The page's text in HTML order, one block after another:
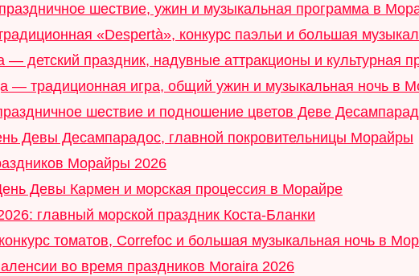
шествие, ужин и музыкальная программа в
«Despertà», конкурс паэльи и большая
— детский праздник, надувные аттракционы и культурная
— традиционная игра, общий ужин и музыкальная ночь в
шествие и подношение цветов Деве
Девы Десампарадос, главной покровительницы Морайры
Морайры 2026
Девы Кармен и морская процессия в Морайре
главный морской праздник Коста-Бланки
томатов, Correfoc и большая музыкальная ночь в
во время праздников Moraira 2026